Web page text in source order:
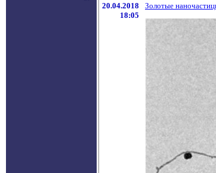
20.04.2018
18:05
Золотые